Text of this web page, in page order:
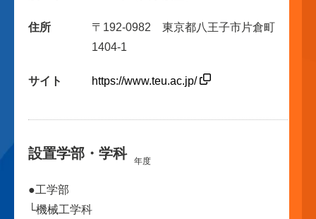
住所
〒192-0982 東京都八王子市片倉町
1404-1
サイト https://www.teu.ac.jp/
設置学部・学科 年度
●工学部
└機械工学科